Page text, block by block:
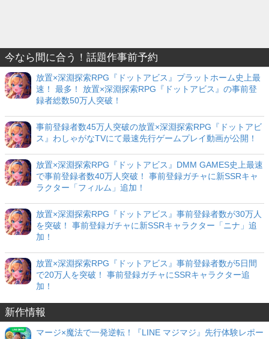
今なら間に合う！話題作事前予約
放置×深淵探索RPG『ドットアビス』プラットホーム史上最
速！ 最多！ 放置×深淵探索RPG『ドットアビス』の事前登
録者総数50万人突破！
事前登録者数45万人突破の放置×深淵探索RPG『ドットアビ
ス』わしゃがなTVにて最速先行ゲームプレイ動画が公開！
放置×深淵探索RPG『ドットアビス』DMM GAMES史上最速
で事前登録者数40万人突破！ 事前登録ガチャに新SSRキャ
ラクター「フィルム」追加！
放置×深淵探索RPG『ドットアビス』事前登録者数が30万人
を突破！ 事前登録ガチャに新SSRキャラクター「ニナ」追
加！
放置×深淵探索RPG『ドットアビス』事前登録者数が5日間
で20万人を突破！ 事前登録ガチャにSSRキャラクター追
加！
新作情報
マージ×魔法で一発逆転！『LINE マジマジ』先行体験レポー